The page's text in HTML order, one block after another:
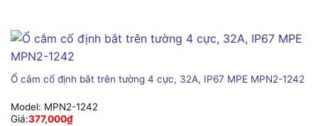
Ổ cắm cố định bắt trên tường 4 cực, 32A, IP67 MPE MPN2-1242
Model: MPN2-1242
Giá:377,000₫